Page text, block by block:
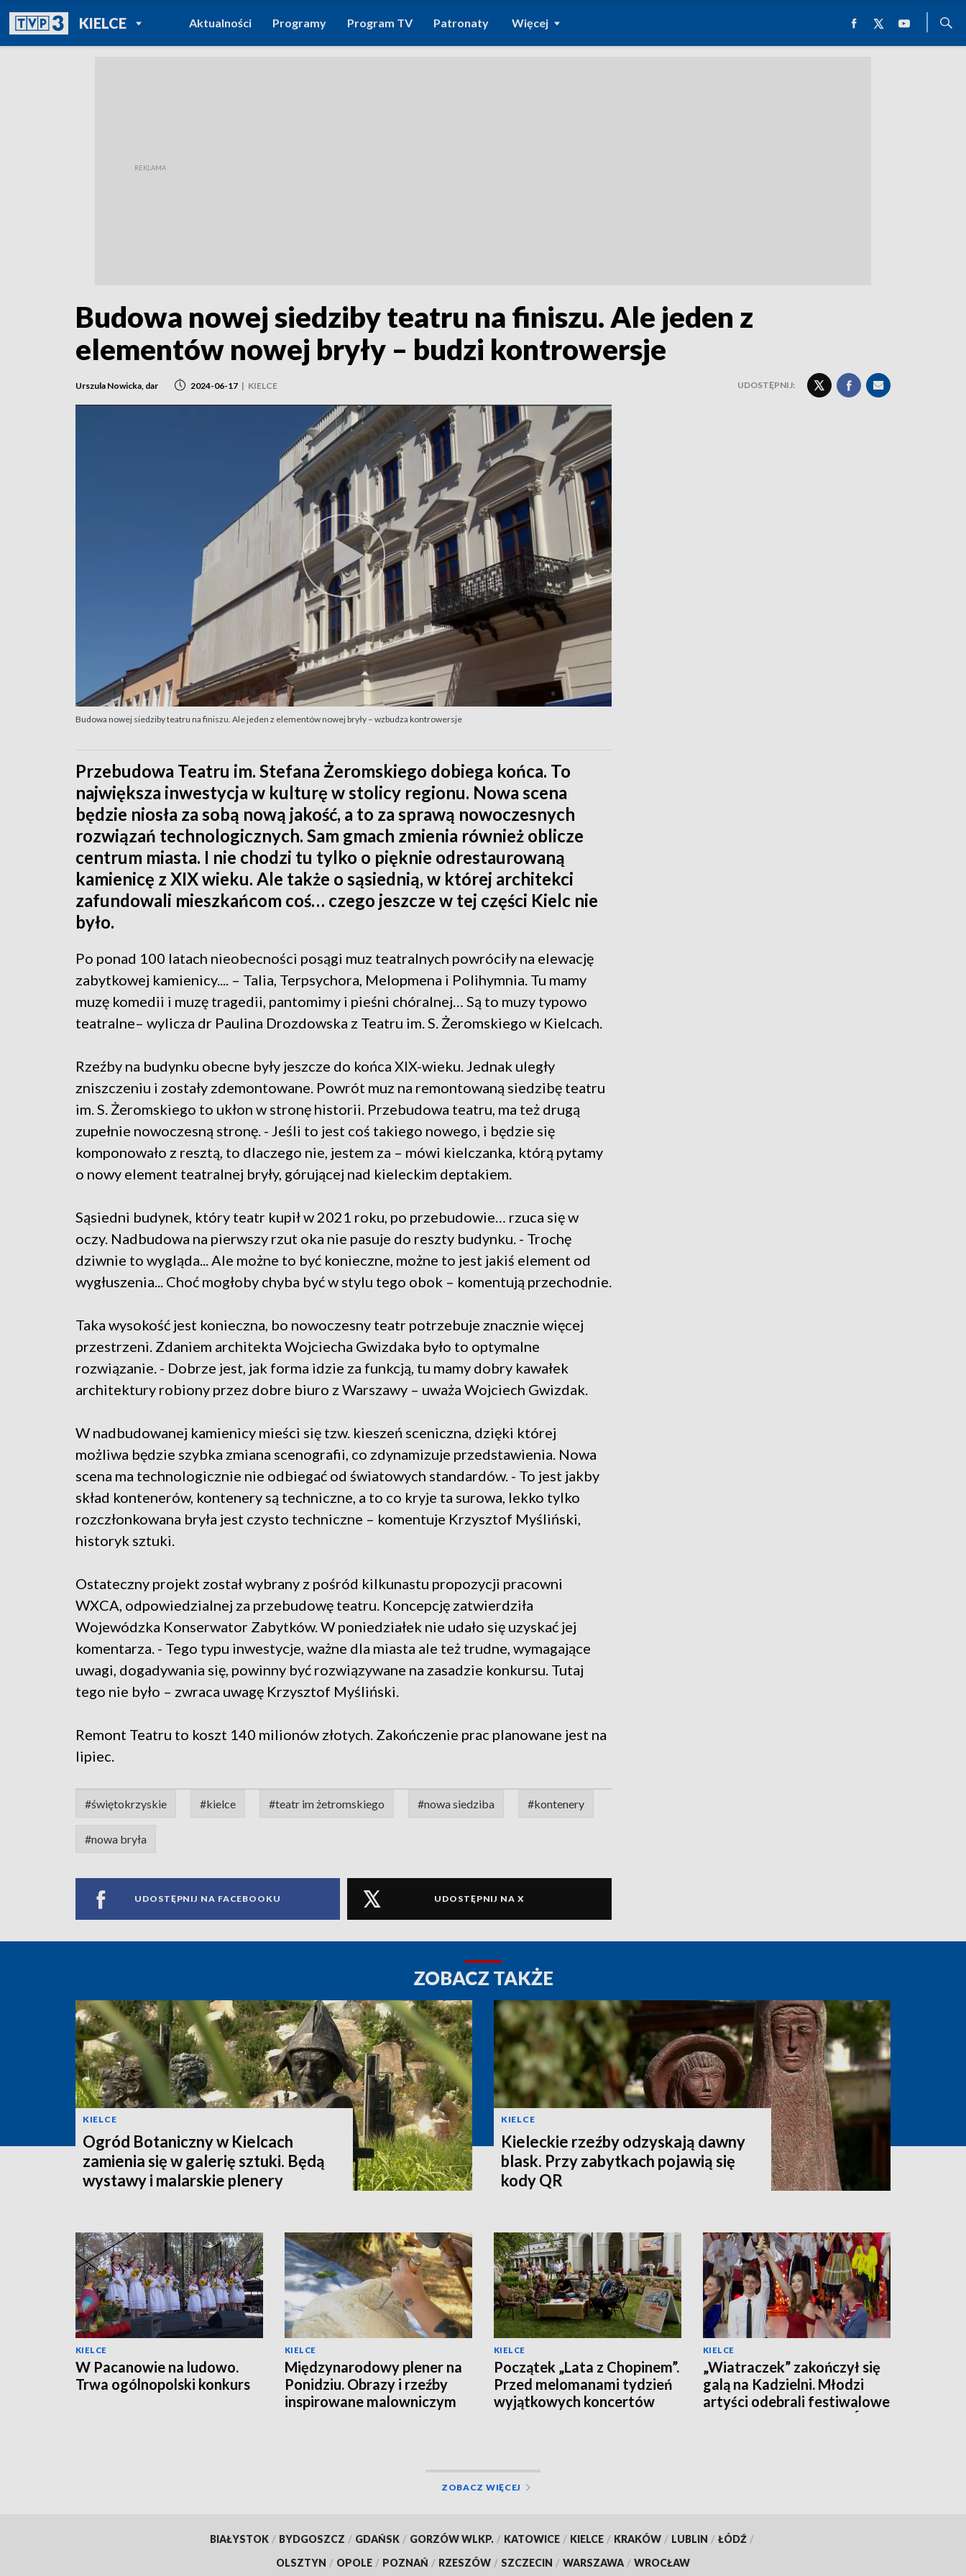
KIELCEPOWRÓT DO
TVP REGIONY
Aktualności Programy Program TV Patronaty Więcej
Budowa nowej siedziby teatru na finiszu. Ale jeden z
elementów nowej bryły – budzi kontrowersje
Urszula Nowicka, dar 2024-06-17 | KIELCE UDOSTĘPNIJ:
Budowa nowej siedziby teatru na finiszu. Ale jeden z elementów nowej bryły – wzbudza kontrowersje
Przebudowa Teatru im. Stefana Żeromskiego dobiega końca. To
największa inwestycja w kulturę w stolicy regionu. Nowa scena
będzie niosła za sobą nową jakość, a to za sprawą nowoczesnych
rozwiązań technologicznych. Sam gmach zmienia również oblicze
centrum miasta. I nie chodzi tu tylko o pięknie odrestaurowaną
kamienicę z XIX wieku. Ale także o sąsiednią, w której architekci
zafundowali mieszkańcom coś… czego jeszcze w tej części Kielc nie
było.
Po ponad 100 latach nieobecności posągi muz teatralnych powróciły na elewację
zabytkowej kamienicy.... – Talia, Terpsychora, Melopmena i Polihymnia. Tu mamy
muzę komedii i muzę tragedii, pantomimy i pieśni chóralnej… Są to muzy typowo
teatralne– wylicza dr Paulina Drozdowska z Teatru im. S. Żeromskiego w Kielcach.
Rzeźby na budynku obecne były jeszcze do końca XIX-wieku. Jednak uległy
zniszczeniu i zostały zdemontowane. Powrót muz na remontowaną siedzibę teatru
im. S. Żeromskiego to ukłon w stronę historii. Przebudowa teatru, ma też drugą
zupełnie nowoczesną stronę. - Jeśli to jest coś takiego nowego, i będzie się
komponowało z resztą, to dlaczego nie, jestem za – mówi kielczanka, którą pytamy
o nowy element teatralnej bryły, górującej nad kieleckim deptakiem.
Sąsiedni budynek, który teatr kupił w 2021 roku, po przebudowie… rzuca się w
oczy. Nadbudowa na pierwszy rzut oka nie pasuje do reszty budynku. - Trochę
dziwnie to wygląda... Ale możne to być konieczne, możne to jest jakiś element od
wygłuszenia... Choć mogłoby chyba być w stylu tego obok – komentują przechodnie.
Taka wysokość jest konieczna, bo nowoczesny teatr potrzebuje znacznie więcej
przestrzeni. Zdaniem architekta Wojciecha Gwizdaka było to optymalne
rozwiązanie. - Dobrze jest, jak forma idzie za funkcją, tu mamy dobry kawałek
architektury robiony przez dobre biuro z Warszawy – uważa Wojciech Gwizdak.
W nadbudowanej kamienicy mieści się tzw. kieszeń sceniczna, dzięki której
możliwa będzie szybka zmiana scenografii, co zdynamizuje przedstawienia. Nowa
scena ma technologicznie nie odbiegać od światowych standardów. - To jest jakby
skład kontenerów, kontenery są techniczne, a to co kryje ta surowa, lekko tylko
rozczłonkowana bryła jest czysto techniczne – komentuje Krzysztof Myśliński,
historyk sztuki.
Ostateczny projekt został wybrany z pośród kilkunastu propozycji pracowni
WXCA, odpowiedzialnej za przebudowę teatru. Koncepcję zatwierdziła
Wojewódzka Konserwator Zabytków. W poniedziałek nie udało się uzyskać jej
komentarza. - Tego typu inwestycje, ważne dla miasta ale też trudne, wymagające
uwagi, dogadywania się, powinny być rozwiązywane na zasadzie konkursu. Tutaj
tego nie było – zwraca uwagę Krzysztof Myśliński.
Remont Teatru to koszt 140 milionów złotych. Zakończenie prac planowane jest na
lipiec.
#świętokrzyskie #kielce #teatr im żetromskiego #nowa siedziba #kontenery
#nowa bryła
UDOSTĘPNIJ NA FACEBOOKU UDOSTĘPNIJ NA X
ZOBACZ TAKŻE
KIELCE
Ogród Botaniczny w Kielcach
zamienia się w galerię sztuki. Będą
wystawy i malarskie plenery
KIELCE
Kieleckie rzeźby odzyskają dawny
blask. Przy zabytkach pojawią się
kody QR
KIELCE
W Pacanowie na ludowo.
Trwa ogólnopolski konkurs
KIELCE
Międzynarodowy plener na
Ponidziu. Obrazy i rzeźby
inspirowane malowniczym
KIELCE
Początek „Lata z Chopinem”.
Przed melomanami tydzień
wyjątkowych koncertów
KIELCE
„Wiatraczek” zakończył się
galą na Kadzielni. Młodzi
artyści odebrali festiwalowe
Jodły [LISTA LAUREATÓW]
ZOBACZ WIĘCEJ
BIAŁYSTOK / BYDGOSZCZ / GDAŃSK / GORZÓW WLKP. / KATOWICE / KIELCE / KRAKÓW / LUBLIN / ŁÓDŹ /
OLSZTYN / OPOLE / POZNAŃ / RZESZÓW / SZCZECIN / WARSZAWA / WROCŁAW